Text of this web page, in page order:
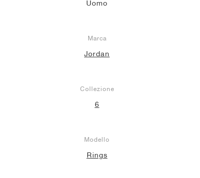
Uomo
Marca
Jordan
Collezione
6
Modello
Rings